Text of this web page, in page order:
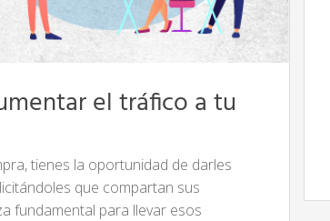
el tráfico a tu
tienes la oportunidad de darles
que compartan sus
fundamental para llevar esos